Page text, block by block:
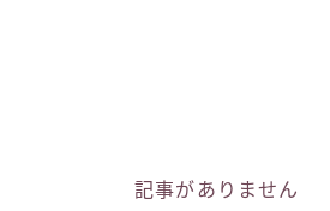
記事がありません